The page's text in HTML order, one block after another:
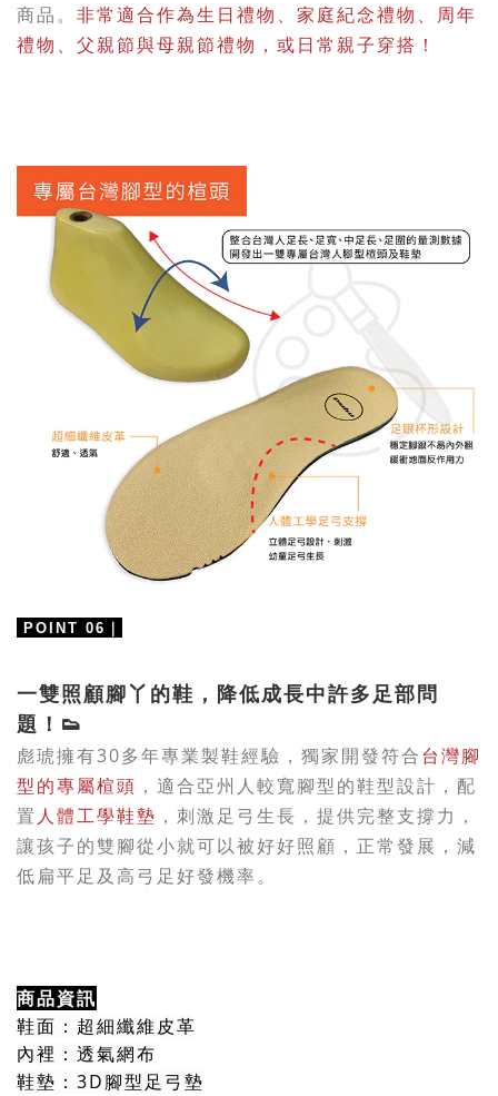
商品。 非常適合作為生日禮物、家庭紀念禮物、周年
禮物 、父親節與母親節禮物，或日常親子穿搭！
POINT 06 ｜
一雙照顧腳丫的鞋，降低成長中許多足部問
題！ 👟
彪琥擁有30多年專業製鞋經驗，獨家開發符合台灣腳
型的專屬楦頭 ，適合亞州人較寬腳型的鞋型設計，配
置 人體工學鞋墊 ， 刺激足弓生長 ， 提供完整支撐力，
讓孩子的雙腳從小就可以被好好照顧，正常發展，減
低扁平足及高弓足好發機率。
商品資訊
鞋面：超細纖維皮革
內裡：透氣網布
鞋墊：3D腳型足弓墊